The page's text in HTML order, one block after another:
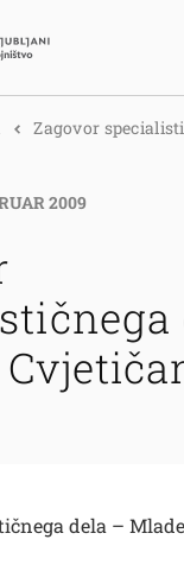
Zagovor
2009
dela –